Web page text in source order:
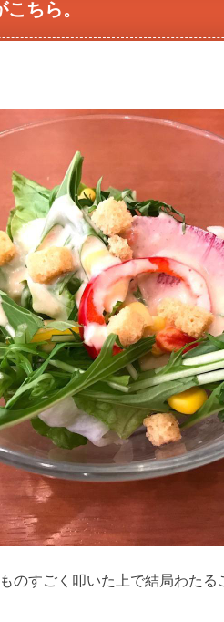
ちら。
のすごく叩いた上で結局わた